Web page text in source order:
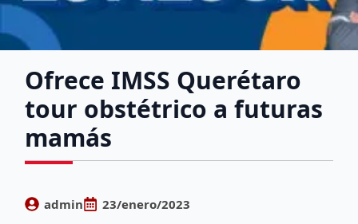
Ofrece IMSS Querétaro
tour obstétrico a futuras
mamás
admin 23/enero/2023